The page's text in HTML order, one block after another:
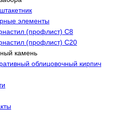
элементы
(профлист) С8
(профлист) С20
камень
облицовочный кирпич